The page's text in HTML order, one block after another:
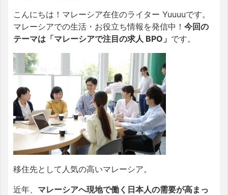
こんにちは！マレーシア在住のライター Yuuuuです。
マレーシアでの生活・お役立ち情報を発信中！ 今回の
テーマは「マレーシアで注目の求人 BPO」 です。
移住先として人気の高いマレーシア。
近年、 マレーシアへ現地で働く日本人の需要が高まっ